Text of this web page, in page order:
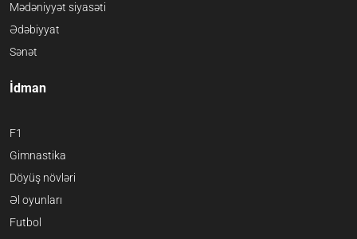
Mədəniyyət siyasəti
Ədəbiyyat
Sənət
İdman
F1
Gimnastika
Döyüş növləri
Əl oyunları
Futbol